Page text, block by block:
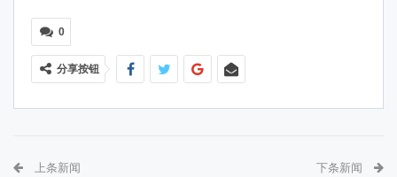
0
分享按钮
上条新闻 下条新闻